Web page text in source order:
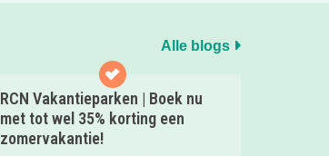
Alle blogs
RCN Vakantieparken | Boek nu
met tot wel 35% korting een
zomervakantie!